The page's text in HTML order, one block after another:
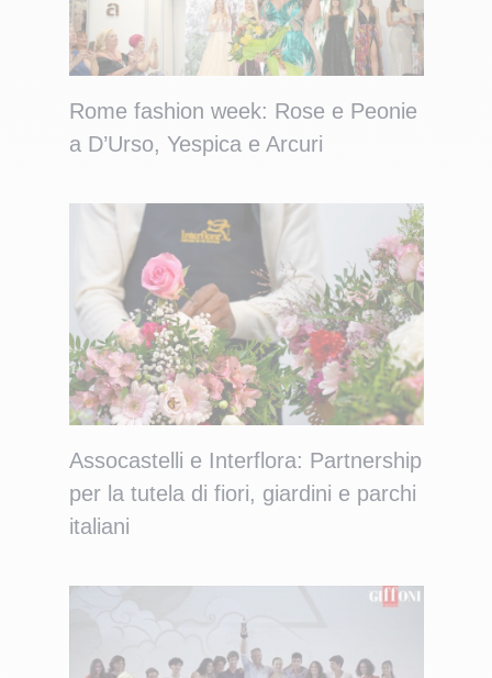
Rome fashion week: Rose e Peonie
a D’Urso, Yespica e Arcuri
Assocastelli e Interflora: Partnership
per la tutela di fiori, giardini e parchi
italiani